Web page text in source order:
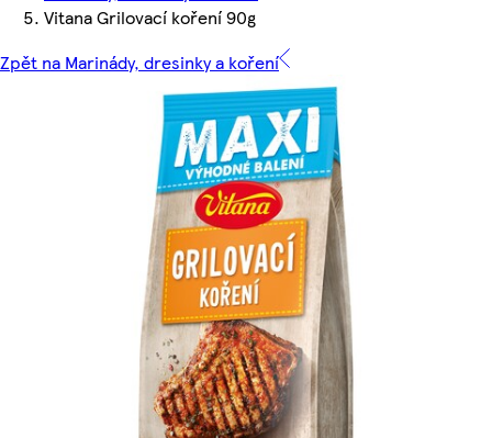
Vitana Grilovací koření 90g
Zpět na Marinády, dresinky a koření